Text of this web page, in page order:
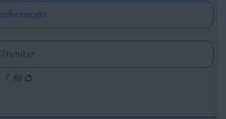
Información
Tramitar